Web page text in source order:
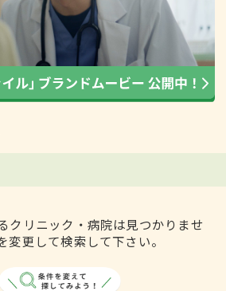
クリニック・病院は見つかりませ
変更して検索して下さい。